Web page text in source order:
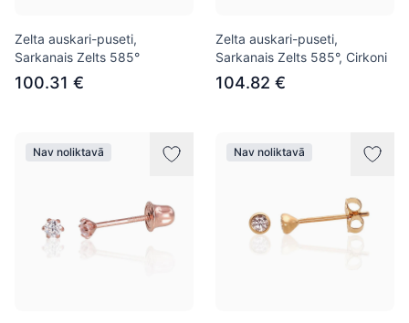
Zelta auskari-puseti,
Sarkanais Zelts 585°
100.31 €
Zelta auskari-puseti,
Sarkanais Zelts 585°, Cirkoni
104.82 €
Nav noliktavā Nav noliktavā